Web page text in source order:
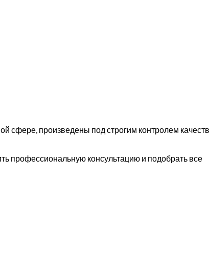
сфере, произведены под строгим контролем
профессиональную консультацию и подобрать все